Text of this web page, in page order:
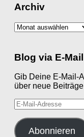
Archiv
Archiv
Blog via E-
Gib Deine E-Mail-
über neue
E-
Mail-
Adresse
Abonnieren